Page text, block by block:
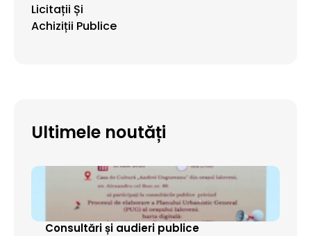
Licitații Și
Achiziții Publice
Ultimele noutăți
Consultări și audieri publice